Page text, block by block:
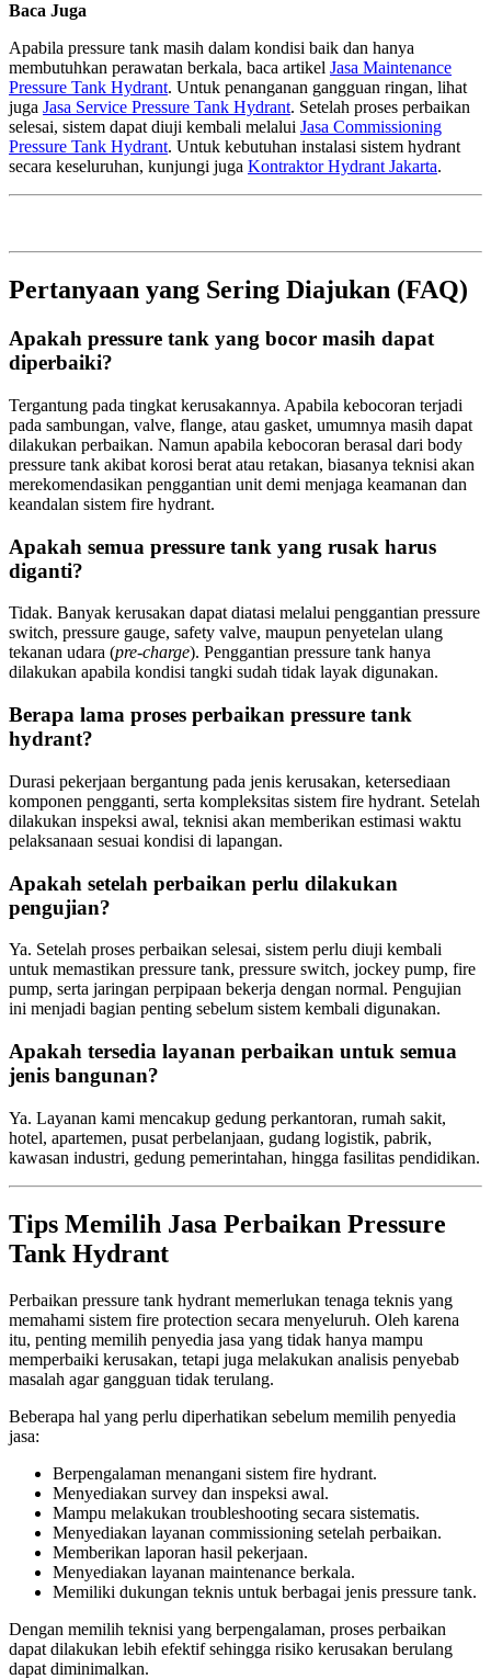
Baca Juga
Apabila pressure tank masih dalam kondisi baik dan hanya
membutuhkan perawatan berkala, baca artikel Jasa Maintenance
Pressure Tank Hydrant. Untuk penanganan gangguan ringan, lihat
juga Jasa Service Pressure Tank Hydrant. Setelah proses perbaikan
selesai, sistem dapat diuji kembali melalui Jasa Commissioning
Pressure Tank Hydrant. Untuk kebutuhan instalasi sistem hydrant
secara keseluruhan, kunjungi juga Kontraktor Hydrant Jakarta.
Pertanyaan yang Sering Diajukan (FAQ)
Apakah pressure tank yang bocor masih dapat
diperbaiki?
Tergantung pada tingkat kerusakannya. Apabila kebocoran terjadi
pada sambungan, valve, flange, atau gasket, umumnya masih dapat
dilakukan perbaikan. Namun apabila kebocoran berasal dari body
pressure tank akibat korosi berat atau retakan, biasanya teknisi akan
merekomendasikan penggantian unit demi menjaga keamanan dan
keandalan sistem fire hydrant.
Apakah semua pressure tank yang rusak harus
diganti?
Tidak. Banyak kerusakan dapat diatasi melalui penggantian pressure
switch, pressure gauge, safety valve, maupun penyetelan ulang
tekanan udara (pre-charge). Penggantian pressure tank hanya
dilakukan apabila kondisi tangki sudah tidak layak digunakan.
Berapa lama proses perbaikan pressure tank
hydrant?
Durasi pekerjaan bergantung pada jenis kerusakan, ketersediaan
komponen pengganti, serta kompleksitas sistem fire hydrant. Setelah
dilakukan inspeksi awal, teknisi akan memberikan estimasi waktu
pelaksanaan sesuai kondisi di lapangan.
Apakah setelah perbaikan perlu dilakukan
pengujian?
Ya. Setelah proses perbaikan selesai, sistem perlu diuji kembali
untuk memastikan pressure tank, pressure switch, jockey pump, fire
pump, serta jaringan perpipaan bekerja dengan normal. Pengujian
ini menjadi bagian penting sebelum sistem kembali digunakan.
Apakah tersedia layanan perbaikan untuk semua
jenis bangunan?
Ya. Layanan kami mencakup gedung perkantoran, rumah sakit,
hotel, apartemen, pusat perbelanjaan, gudang logistik, pabrik,
kawasan industri, gedung pemerintahan, hingga fasilitas pendidikan.
Tips Memilih Jasa Perbaikan Pressure
Tank Hydrant
Perbaikan pressure tank hydrant memerlukan tenaga teknis yang
memahami sistem fire protection secara menyeluruh. Oleh karena
itu, penting memilih penyedia jasa yang tidak hanya mampu
memperbaiki kerusakan, tetapi juga melakukan analisis penyebab
masalah agar gangguan tidak terulang.
Beberapa hal yang perlu diperhatikan sebelum memilih penyedia
jasa:
Berpengalaman menangani sistem fire hydrant.
Menyediakan survey dan inspeksi awal.
Mampu melakukan troubleshooting secara sistematis.
Menyediakan layanan commissioning setelah perbaikan.
Memberikan laporan hasil pekerjaan.
Menyediakan layanan maintenance berkala.
Memiliki dukungan teknis untuk berbagai jenis pressure tank.
Dengan memilih teknisi yang berpengalaman, proses perbaikan
dapat dilakukan lebih efektif sehingga risiko kerusakan berulang
dapat diminimalkan.